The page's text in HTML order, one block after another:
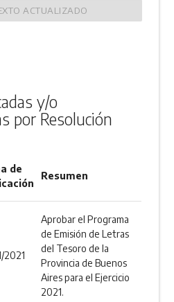
ACTUALIZADO
y/o
por Resolución
de
Resumen
2021
Aprobar el Programa
de Emisión de Letras
del Tesoro de la
Provincia de Buenos
Aires para el Ejercicio
2021.